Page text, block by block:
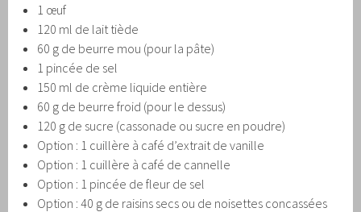
1 œuf
120 ml de lait tiède
60 g de beurre mou (pour la pâte)
1 pincée de sel
150 ml de crème liquide entière
60 g de beurre froid (pour le dessus)
120 g de sucre (cassonade ou sucre en poudre)
Option : 1 cuillère à café d’extrait de vanille
Option : 1 cuillère à café de cannelle
Option : 1 pincée de fleur de sel
Option : 40 g de raisins secs ou de noisettes concassées